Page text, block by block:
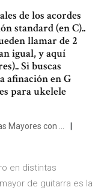
de los acordes
standard (en C)..
llamar de 2
igual, y aquí
Si buscas
afinación en G
para ukelele
Mayores con ...
en distintas
de guitarra es la